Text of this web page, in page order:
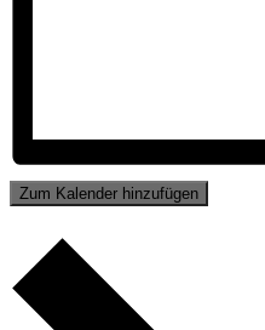
Zum Kalender hinzufügen